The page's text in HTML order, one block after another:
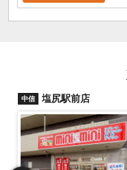
中信 塩尻駅前店